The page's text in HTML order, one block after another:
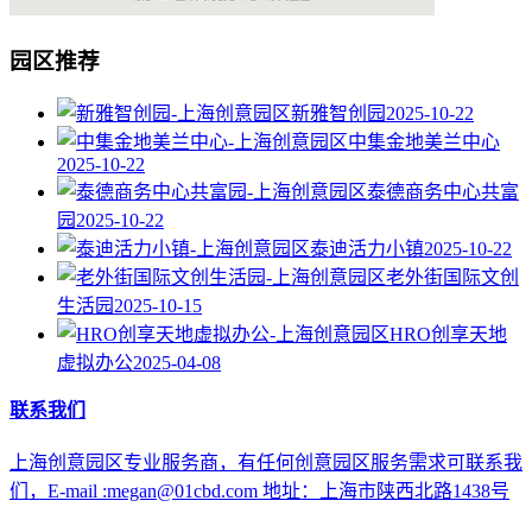
园区推荐
新雅智创园 2025-10-22
中集金地美兰中心
2025-10-22
泰德商务中心共富
园 2025-10-22
泰迪活力小镇2025-10-22
老外街国际文创
生活园 2025-10-15
HRO创享天地
虚拟办公2025-04-08
联系我们
上海创意园区专业服务商，有任何创意园区服务需求可联系我
们，E-mail :megan@01cbd.com 地址：上海市陕西北路1438号